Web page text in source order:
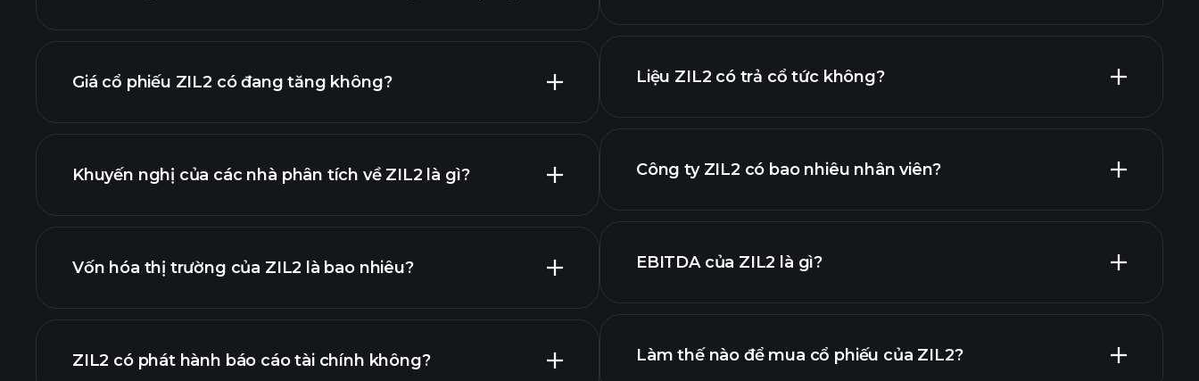
đồ nâng cao
Giá cổ phiếu ZIL2 có đang tăng không?
Khuyến nghị của các nhà phân tích về ZIL2 là gì?
Vốn hóa thị trường của ZIL2 là bao nhiêu?
danh sách cổ phiếu của chúng tôi
ZIL2 có phát hành báo cáo tài chính không?
chính
báo cáo tài chính
Liệu ZIL2 có trả cổ tức không?
cổ phiếu trả cổ tức cao
Công ty ZIL2 có bao nhiêu nhân viên?
EBITDA của ZIL2 là gì?
Làm thế nào để mua cổ phiếu của ZIL2?